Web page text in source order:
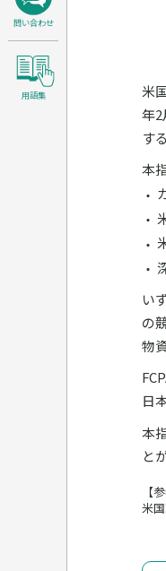
問い合わせ
用語集
米
年
す
本
い
の
物
日
本
と
【
米